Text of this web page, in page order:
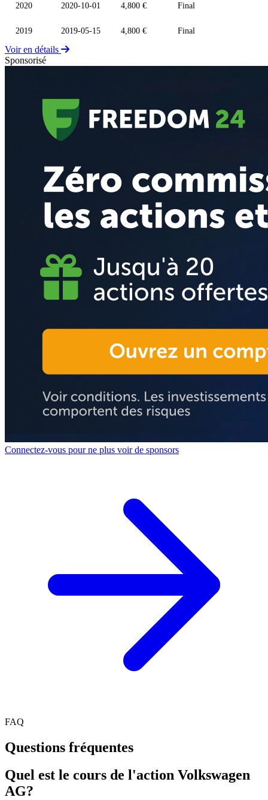
2020 2020-10-01 4,800 € Final
2019 2019-05-15 4,800 € Final
Voir en détails
Sponsorisé
Connectez-vous pour ne plus voir de sponsors
FAQ
Questions fréquentes
Quel est le cours de l'action Volkswagen
AG?